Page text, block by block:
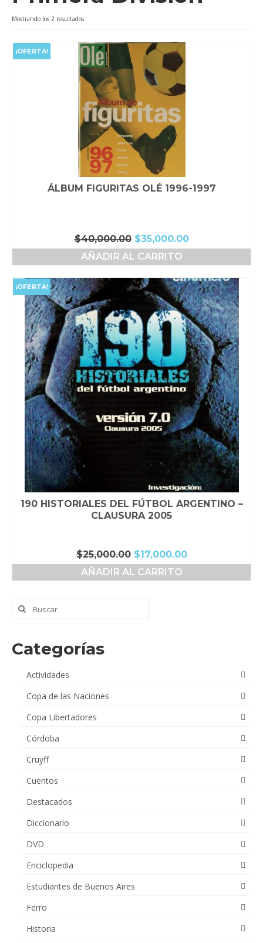
Videos
Tienda
Mostrando los 2 resultadosOrdenado
popularidad
¡OFERTA!
ÁLBUM FIGURITAS OLÉ 1996-1997
$40,000.00 El
precio
original
$40,000.00.
$35,000.00El
precio
$35,000.00.
AÑADIR AL CARRITO
¡OFERTA!
190 HISTORIALES DEL FÚTBOL ARGENTINO –
CLAUSURA 2005
$25,000.00 El
precio
original
$25,000.00.
$17,000.00El
precio
AÑADIR AL CARRITO
Buscar
por:
Categorías
Actividades
Copa de las Naciones
Copa Libertadores
Córdoba
Cruyff
Cuentos
Destacados
Diccionario
DVD
Enciclopedia
Estudiantes de Buenos Aires
Ferro
Historia